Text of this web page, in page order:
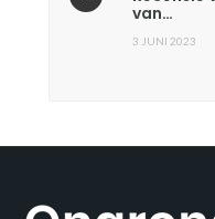
van…
3 JUNI 2023